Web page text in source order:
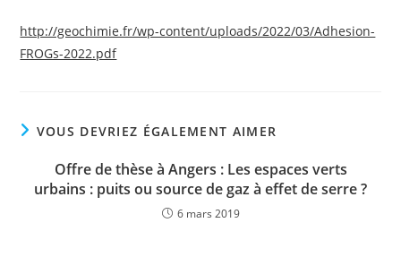
http://geochimie.fr/wp-content/uploads/2022/03/Adhesion-
FROGs-2022.pdf
VOUS DEVRIEZ ÉGALEMENT AIMER
Offre de thèse à Angers : Les espaces verts
urbains : puits ou source de gaz à effet de serre ?
6 mars 2019